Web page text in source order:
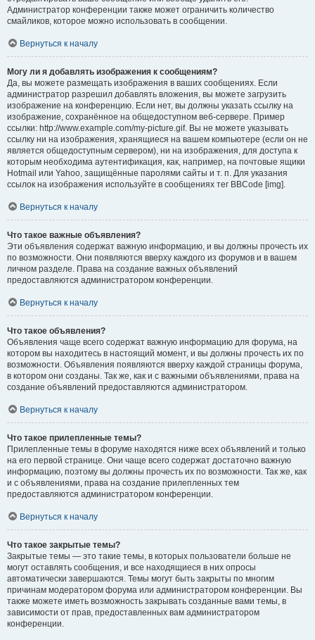
Администратор конференции также может ограничить количество
смайликов, которое можно использовать в сообщении.
Вернуться к началу
Могу ли я добавлять изображения к сообщениям?
Да, вы можете размещать изображения в ваших сообщениях. Если
администратор разрешил добавлять вложения, вы можете загрузить
изображение на конференцию. Если нет, вы должны указать ссылку на
изображение, сохранённое на общедоступном веб-сервере. Пример
ссылки: http://www.example.com/my-picture.gif. Вы не можете указывать
ссылку ни на изображения, хранящиеся на вашем компьютере (если он не
является общедоступным сервером), ни на изображения, для доступа к
которым необходима аутентификация, как, например, на почтовые ящики
Hotmail или Yahoo, защищённые паролями сайты и т. п. Для указания
ссылок на изображения используйте в сообщениях тег BBCode [img].
Вернуться к началу
Что такое важные объявления?
Эти объявления содержат важную информацию, и вы должны прочесть их
по возможности. Они появляются вверху каждого из форумов и в вашем
личном разделе. Права на создание важных объявлений
предоставляются администратором конференции.
Вернуться к началу
Что такое объявления?
Объявления чаще всего содержат важную информацию для форума, на
котором вы находитесь в настоящий момент, и вы должны прочесть их по
возможности. Объявления появляются вверху каждой страницы форума,
в котором они созданы. Так же, как и с важными объявлениями, права на
создание объявлений предоставляются администратором.
Вернуться к началу
Что такое прилепленные темы?
Прилепленные темы в форуме находятся ниже всех объявлений и только
на его первой странице. Они чаще всего содержат достаточно важную
информацию, поэтому вы должны прочесть их по возможности. Так же, как
и с объявлениями, права на создание прилепленных тем
предоставляются администратором конференции.
Вернуться к началу
Что такое закрытые темы?
Закрытые темы — это такие темы, в которых пользователи больше не
могут оставлять сообщения, и все находящиеся в них опросы
автоматически завершаются. Темы могут быть закрыты по многим
причинам модератором форума или администратором конференции. Вы
также можете иметь возможность закрывать созданные вами темы, в
зависимости от прав, предоставленных вам администратором
конференции.